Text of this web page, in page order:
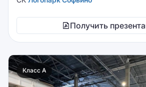
Получить
Класс A